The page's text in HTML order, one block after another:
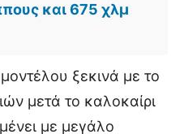
και 675 χλμ
ξεκινά με το
μετά το καλοκαίρι
με μεγάλο